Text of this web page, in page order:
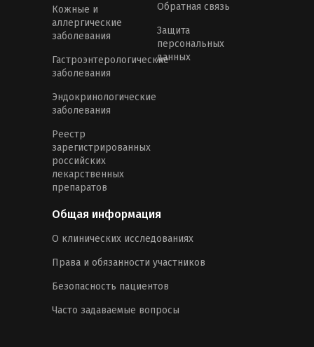
Кожные и
аллергические
заболевания
Гастроэнтерологические
заболевания
Эндокринологические
заболевания
Реестр
зарегистрированных
российских
лекарственных
препаратов
Обратная связь
Защита
персональных
данных
Общая информация
О клинических исследованиях
Права и обязанности участников
Безопасность пациентов
Часто задаваемые вопросы